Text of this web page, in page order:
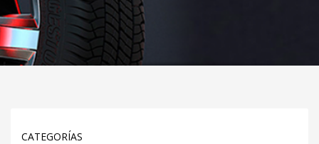
CATEGORÍAS